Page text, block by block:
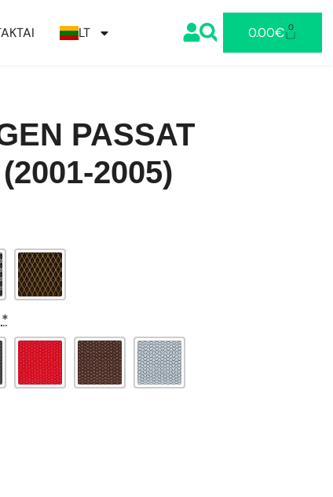
LT 0.00€ 0
PASSAT
2005)
*